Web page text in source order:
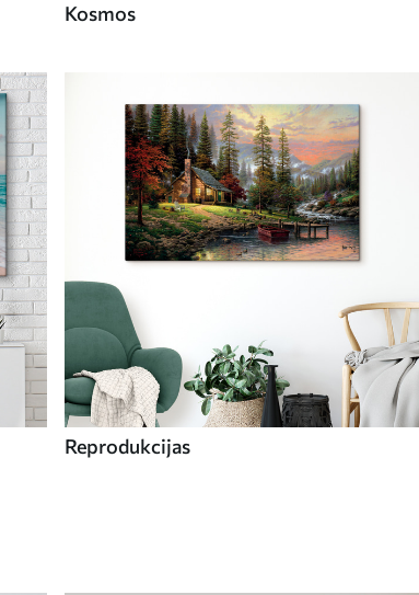
Kosmos
Reprodukcijas